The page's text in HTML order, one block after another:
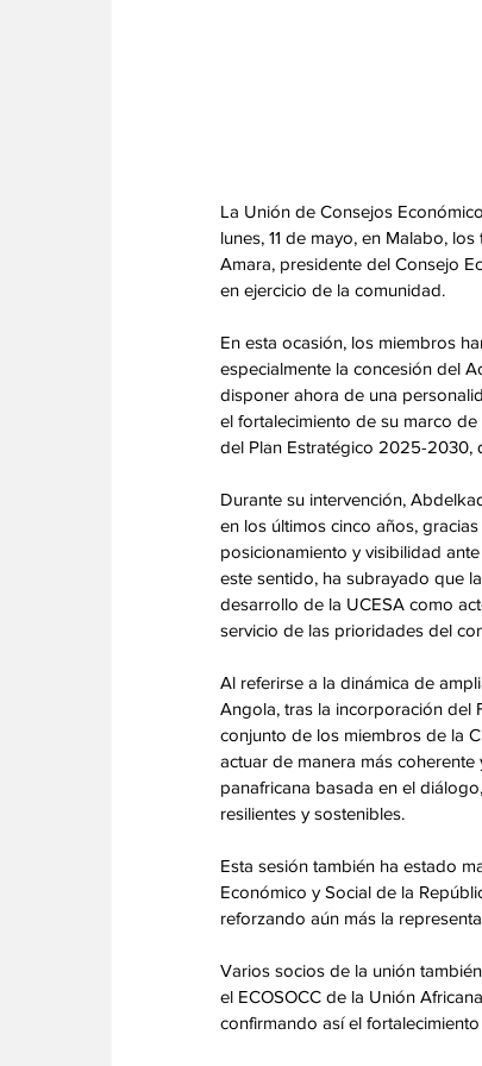
La Unión de Consejos
lunes, 11 de mayo, en Malabo,
Amara, presidente del Consejo
en ejercicio de la comunidad.
En esta ocasión, los miembros
especialmente la concesión del
disponer ahora de una
el fortalecimiento de su marco
del Plan Estratégico 2025-2030,
‎Durante su intervención,
en los últimos cinco años,
posicionamiento y visibilidad
este sentido, ha subrayado que
desarrollo de la UCESA como
servicio de las prioridades del
‎Al referirse a la dinámica de
Angola, tras la incorporación del
conjunto de los miembros de la
actuar de manera más
panafricana basada en el
resilientes y sostenibles.
‎Esta sesión también ha estado
Económico y Social de la
reforzando aún más la
‎Varios socios de la unión
el ECOSOCC de la Unión
confirmando así el